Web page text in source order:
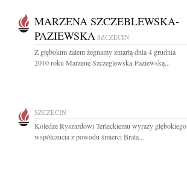
MARZENA SZCZEBLEWSKA-
PAZIEWSKA SZCZECIN
Z głębokim żalem żegnamy zmarłą dnia 4 grudnia
2010 roku Marzenę Szczeglewską-Paziewską...
SZCZECIN
Koledze Ryszardowi Terleckiemu wyrazy głębokiego
współczucia z powodu śmierci Brata...